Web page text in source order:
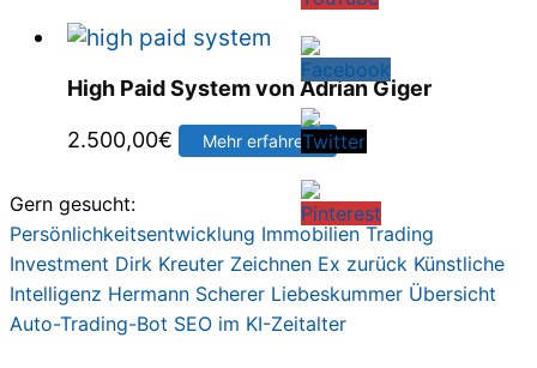
High Paid System von Adrian Giger
2.500,00€ Mehr erfahren
Gern gesucht:
Persönlichkeitsentwicklung Immobilien Trading
Investment Dirk Kreuter Zeichnen Ex zurück Künstliche
Intelligenz Hermann Scherer Liebeskummer Übersicht
Auto-Trading-Bot SEO im KI-Zeitalter